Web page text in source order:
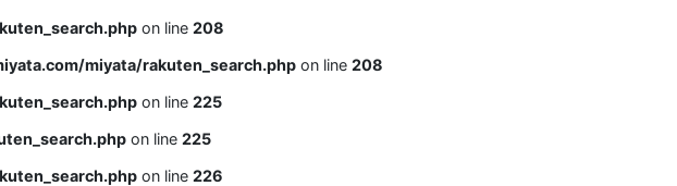
on line 208
miyata/rakuten_search.php on line 208
on line 225
on line 225
on line 226